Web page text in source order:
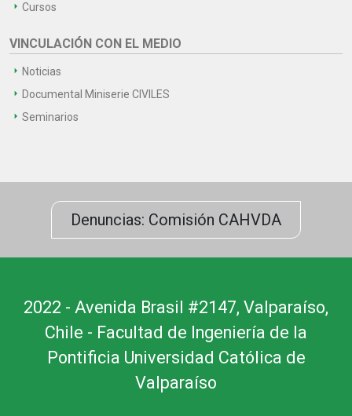
Cursos
VINCULACIÓN CON EL MEDIO
Noticias
Documental Miniserie CIVILES
Seminarios
Denuncias: Comisión CAHVDA
2022 - Avenida Brasil #2147, Valparaíso,
Chile - Facultad de Ingeniería de la
Pontificia Universidad Católica de
Valparaíso